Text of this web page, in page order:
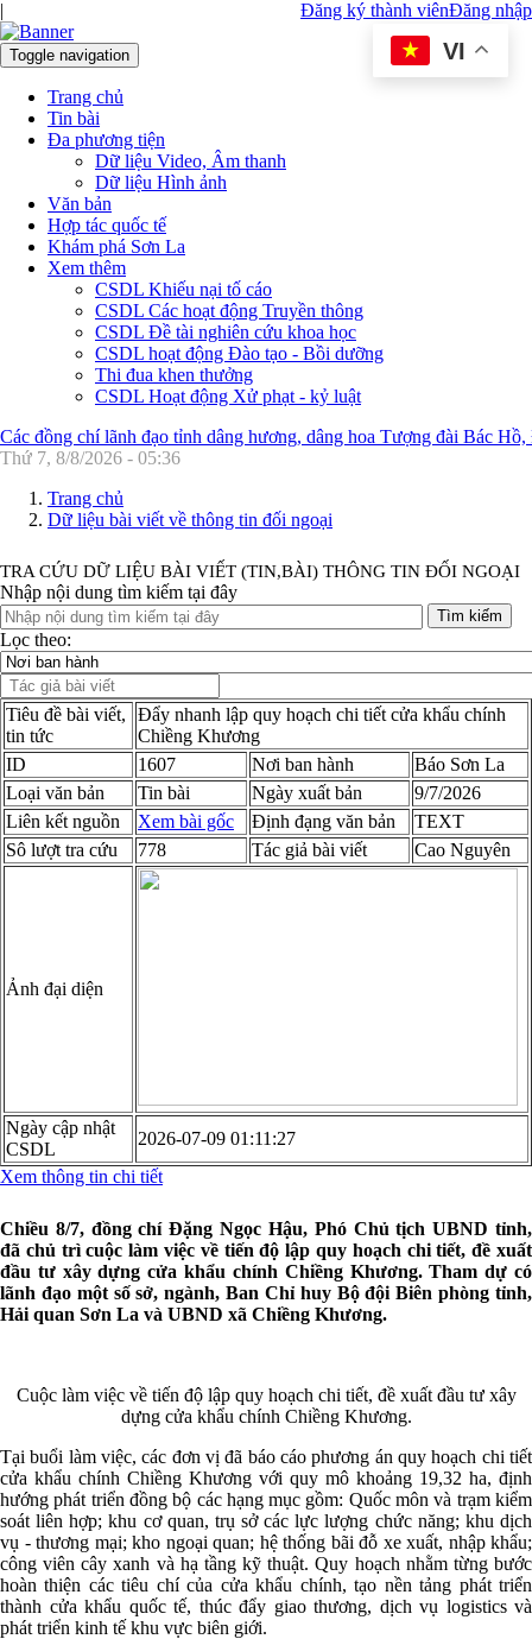
Đăng nhập
| Đăng ký thành viên
Toggle navigation
Trang chủ
Tin bài
Đa phương tiện
Dữ liệu Video, Âm thanh
Dữ liệu Hình ảnh
Văn bản
Hợp tác quốc tế
Khám phá Sơn La
Xem thêm
CSDL Khiếu nại tố cáo
CSDL Các hoạt động Truyền thông
CSDL Đề tài nghiên cứu khoa học
CSDL hoạt động Đào tạo - Bồi dưỡng
Thi đua khen thưởng
CSDL Hoạt động Xử phạt - kỷ luật
VI
Các đồng chí lãnh đạo tỉnh dâng hương, dâng hoa Tượng đài Bác
Thứ 7, 8/8/2026 - 05:36
Trang chủ
Dữ liệu bài viết về thông tin đối ngoại
TRA CỨU DỮ LIỆU BÀI VIẾT (TIN,BÀI) THÔNG TIN ĐỐI NGOẠI
Nhập nội dung tìm kiếm tại đây
Tìm kiếm
Lọc theo:
Tiêu đề bài viết,
tin tức
Đẩy nhanh lập quy hoạch chi tiết cửa khẩu chính
Chiềng Khương
ID
1607 Nơi ban hành
Báo Sơn La
Loại văn bản
Tin bài Ngày xuất bản
9/7/2026
Liên kết nguồn
Xem bài gốc Định đạng văn bản
TEXT
Sô lượt tra cứu
778 Tác giả bài viết Cao Nguyên
Ảnh đại diện
Ngày cập nhật
CSDL
2026-07-09 01:11:27
Xem thông tin chi tiết
Chiều 8/7, đồng chí Đặng Ngọc Hậu, Phó Chủ tịch UBND tỉnh,
đã chủ trì cuộc làm việc về tiến độ lập quy hoạch chi tiết, đề xuất
đầu tư xây dựng cửa khẩu chính Chiềng Khương. Tham dự có
lãnh đạo một số sở, ngành, Ban Chỉ huy Bộ đội Biên phòng tỉnh,
Hải quan Sơn La và UBND xã Chiềng Khương.
Cuộc làm việc về tiến độ lập quy hoạch chi tiết, đề xuất đầu tư xây
dựng cửa khẩu chính Chiềng Khương.
Tại buổi làm việc, các đơn vị đã báo cáo phương án quy hoạch chi tiết
cửa khẩu chính Chiềng Khương với quy mô khoảng 19,32 ha, định
hướng phát triển đồng bộ các hạng mục gồm: Quốc môn và trạm kiểm
soát liên hợp; khu cơ quan, trụ sở các lực lượng chức năng; khu dịch
vụ - thương mại; kho ngoại quan; hệ thống bãi đỗ xe xuất, nhập khẩu;
công viên cây xanh và hạ tầng kỹ thuật. Quy hoạch nhằm từng bước
hoàn thiện các tiêu chí của cửa khẩu chính, tạo nền tảng phát triển
thành cửa khẩu quốc tế, thúc đẩy giao thương, dịch vụ logistics và
phát triển kinh tế khu vực biên giới.